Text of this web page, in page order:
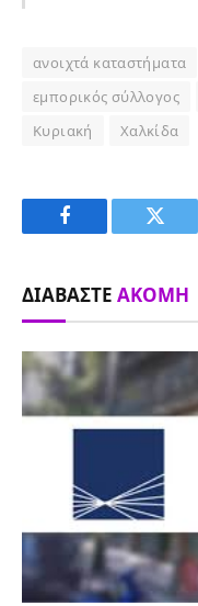
ανοιχτά καταστήματα
εμπορικός σύλλογος
Κυριακή
Χαλκίδα
Facebook
ΔΙΑΒΆΣΤΕ ΑΚΌΜΗ